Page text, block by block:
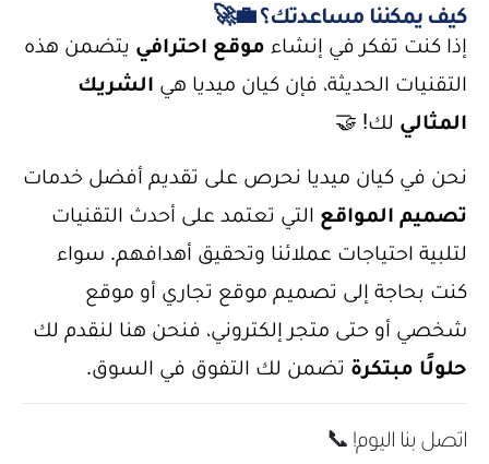
كيف يمكننا مساعدتك؟ 💼🚀
إذا كنت تفكر في إنشاء موقع احترافي يتضمن هذه
التقنيات الحديثة، فإن كيان ميديا هي الشريك
المثالي لك! 🤝
نحن في كيان ميديا نحرص على تقديم أفضل خدمات
تصميم المواقع التي تعتمد على أحدث التقنيات
لتلبية احتياجات عملائنا وتحقيق أهدافهم. سواء
كنت بحاجة إلى تصميم موقع تجاري أو موقع
شخصي أو حتى متجر إلكتروني، فنحن هنا لنقدم لك
حلولًا مبتكرة تضمن لك التفوق في السوق.
اتصل بنا اليوم! 📞